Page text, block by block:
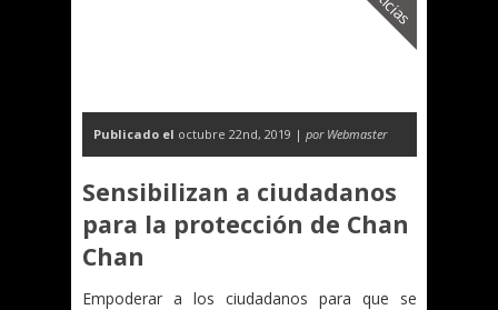
Publicado el octubre 22nd, 2019 | por Webmaster
Sensibilizan a ciudadanos
para la protección de Chan
Chan
Empoderar a los ciudadanos para que se